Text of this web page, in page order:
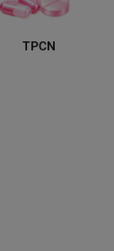
TPCN